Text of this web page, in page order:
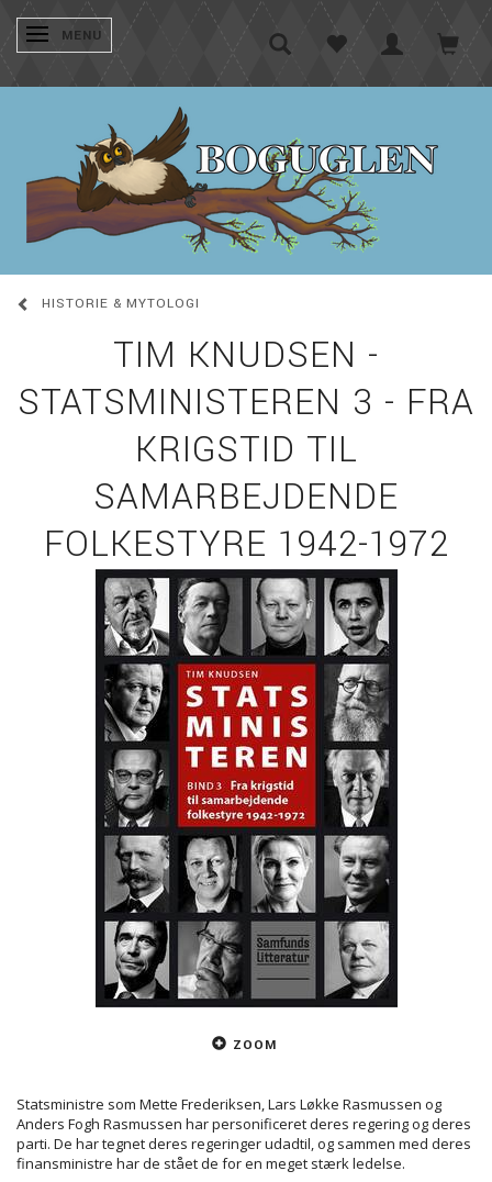
SKIFTE NAVIGATION
MENU
HISTORIE & MYTOLOGI
TIM KNUDSEN -
STATSMINISTEREN 3 - FRA
KRIGSTID TIL
SAMARBEJDENDE
FOLKESTYRE 1942-1972
ZOOM
Statsministre som Mette Frederiksen, Lars Løkke Rasmussen og
Anders Fogh Rasmussen har personificeret deres regering og deres
parti. De har tegnet deres regeringer udadtil, og sammen med deres
finansministre har de stået de for en meget stærk ledelse.